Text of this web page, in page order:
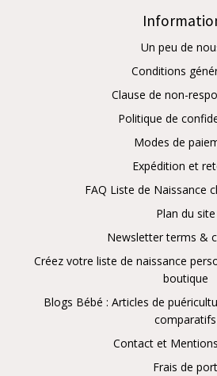
Un peu de
Conditions
Clause de non-
Politique de
Modes de
Expédition et
FAQ Liste de Naissance
Plan du site
Newsletter terms &
Créez votre liste de naissance
boutique
Blogs Bébé : Articles de
comparatifs
Contact et
Frais de port